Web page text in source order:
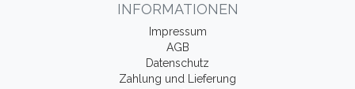
INFORMATIONEN
Impressum
AGB
Datenschutz
Zahlung und Lieferung